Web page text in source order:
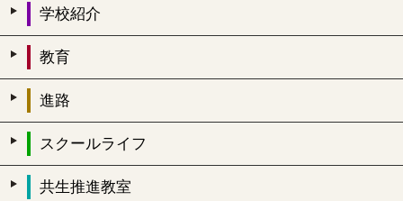
学校紹介
教育
進路
スクールライフ
共生推進教室